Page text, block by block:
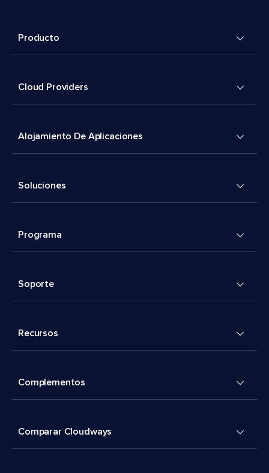
Producto
Cloud Providers
Alojamiento De Aplicaciones
Soluciones
Programa
Soporte
Recursos
Complementos
Comparar Cloudways